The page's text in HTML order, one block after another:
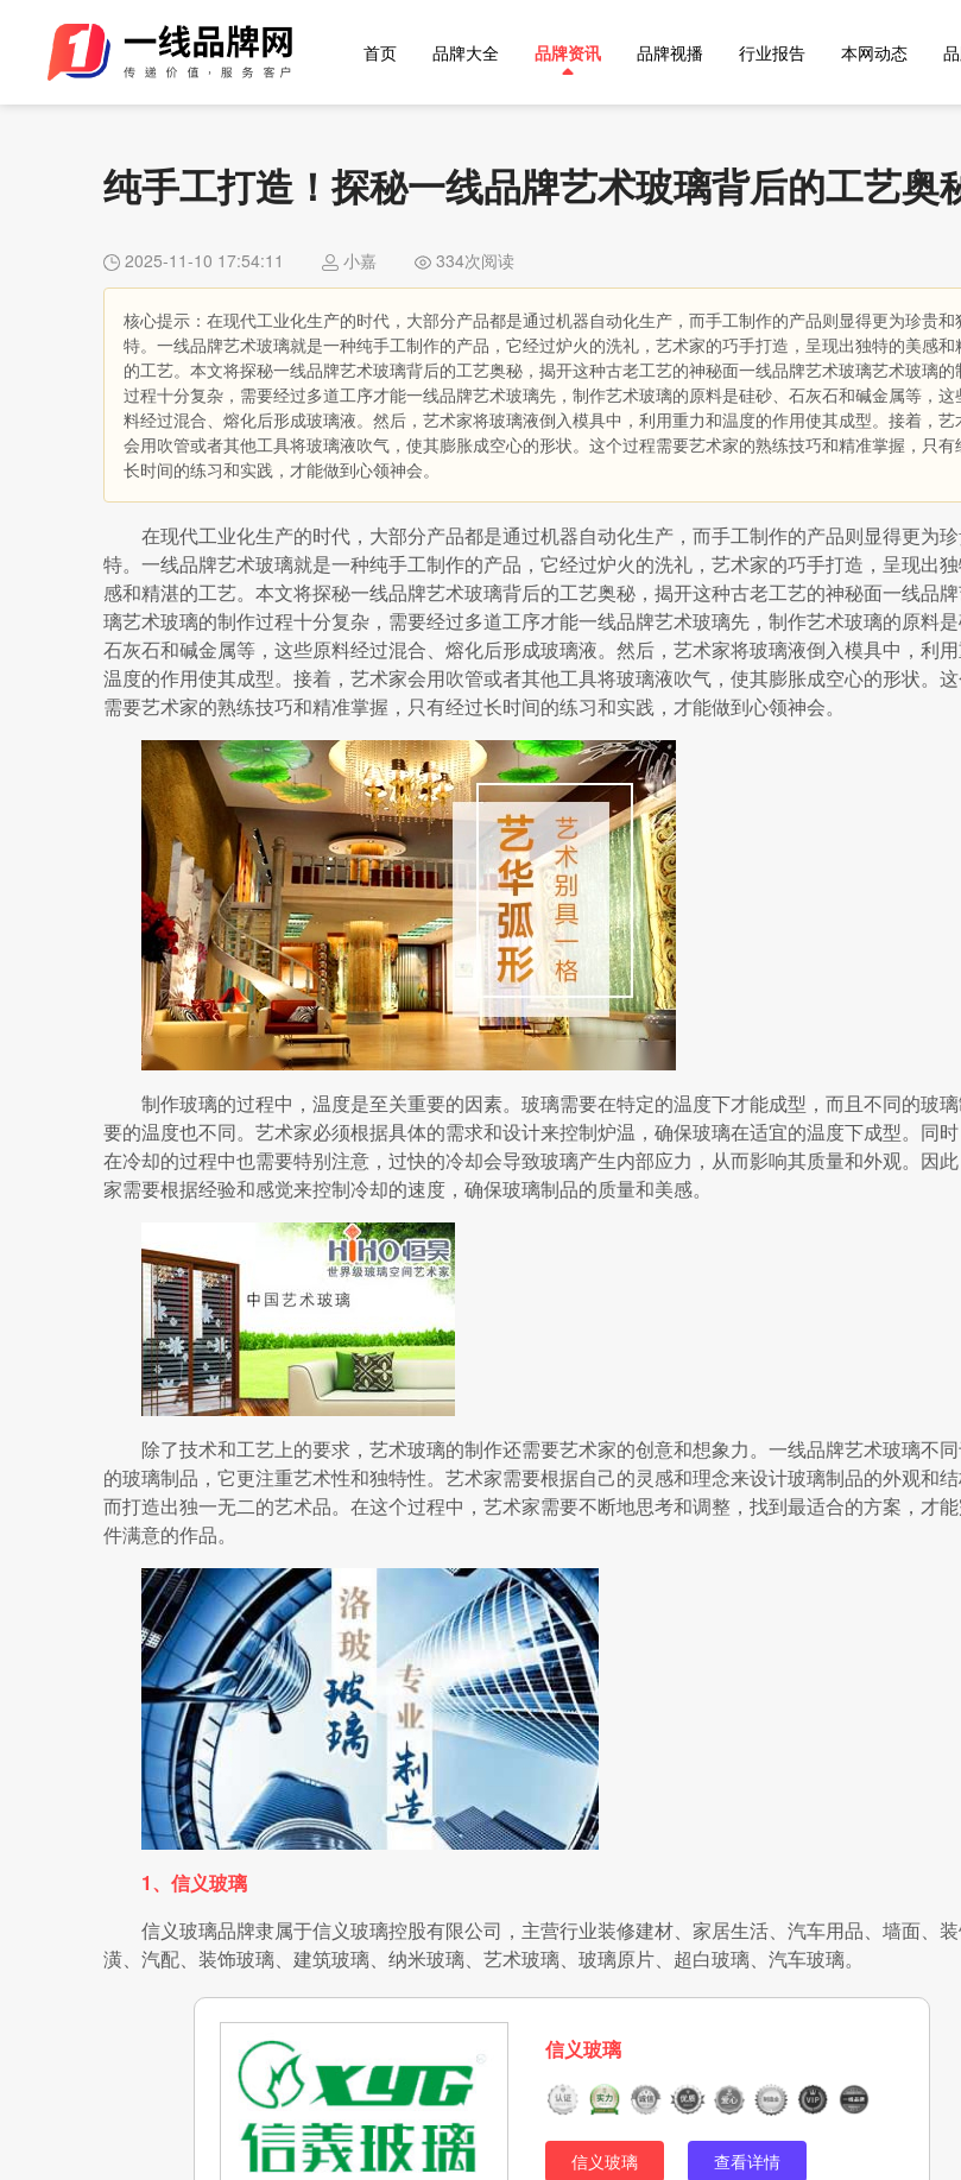
首页 品牌大全 品牌资讯 品牌视播 行业报告 本网动态
纯手工打造！探秘一线品牌艺术玻璃背后的工艺奥
2025-11-10 17:54:11 小嘉 334次阅读
核心提示：在现代工业化生产的时代，大部分产品都是通过机器自动化生产，而手工制作的产品则显得更为珍贵和
特。一线品牌艺术玻璃就是一种纯手工制作的产品，它经过炉火的洗礼，艺术家的巧手打造，呈现出独特的美感和
的工艺。本文将探秘一线品牌艺术玻璃背后的工艺奥秘，揭开这种古老工艺的神秘面一线品牌艺术玻璃艺术玻璃的
过程十分复杂，需要经过多道工序才能一线品牌艺术玻璃先，制作艺术玻璃的原料是硅砂、石灰石和碱金属等，这
料经过混合、熔化后形成玻璃液。然后，艺术家将玻璃液倒入模具中，利用重力和温度的作用使其成型。接着，艺
会用吹管或者其他工具将玻璃液吹气，使其膨胀成空心的形状。这个过程需要艺术家的熟练技巧和精准掌握，只有
长时间的练习和实践，才能做到心领神会。
在现代工业化生产的时代，大部分产品都是通过机器自动化生产，而手工制作的产品则显得更为
特。一线品牌艺术玻璃就是一种纯手工制作的产品，它经过炉火的洗礼，艺术家的巧手打造，呈现出
感和精湛的工艺。本文将探秘一线品牌艺术玻璃背后的工艺奥秘，揭开这种古老工艺的神秘面一线品
璃艺术玻璃的制作过程十分复杂，需要经过多道工序才能一线品牌艺术玻璃先，制作艺术玻璃的原料是
石灰石和碱金属等，这些原料经过混合、熔化后形成玻璃液。然后，艺术家将玻璃液倒入模具中，利
温度的作用使其成型。接着，艺术家会用吹管或者其他工具将玻璃液吹气，使其膨胀成空心的形状。
需要艺术家的熟练技巧和精准掌握，只有经过长时间的练习和实践，才能做到心领神会。
制作玻璃的过程中，温度是至关重要的因素。玻璃需要在特定的温度下才能成型，而且不同的玻
要的温度也不同。艺术家必须根据具体的需求和设计来控制炉温，确保玻璃在适宜的温度下成型。同
在冷却的过程中也需要特别注意，过快的冷却会导致玻璃产生内部应力，从而影响其质量和外观。因
家需要根据经验和感觉来控制冷却的速度，确保玻璃制品的质量和美感。
除了技术和工艺上的要求，艺术玻璃的制作还需要艺术家的创意和想象力。一线品牌艺术玻璃不
的玻璃制品，它更注重艺术性和独特性。艺术家需要根据自己的灵感和理念来设计玻璃制品的外观和
而打造出独一无二的艺术品。在这个过程中，艺术家需要不断地思考和调整，找到最适合的方案，才
件满意的作品。
1、信义玻璃
信义玻璃品牌隶属于信义玻璃控股有限公司，主营行业装修建材、家居生活、汽车用品、墙面、
潢、汽配、装饰玻璃、建筑玻璃、纳米玻璃、艺术玻璃、玻璃原片、超白玻璃、汽车玻璃。
信义玻璃
信义玻璃 查看详情